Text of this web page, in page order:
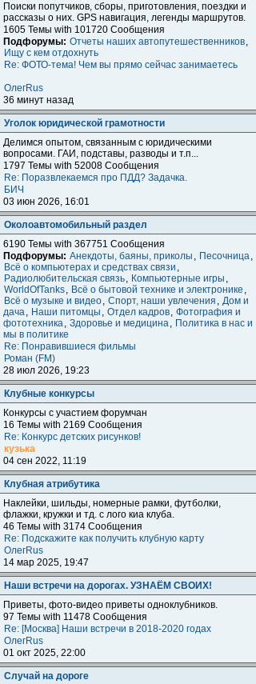
Поиски попутчиков, сборы, приготовления, поездки и
расcказы о них. GPS навигация, легенды маршрутов.
1605 Темы with 101720 Сообщения
Подфорумы: Отчеты наших автопутешественников,
Ищу с кем отдохнуть
Re: ФОТО-тема! Чем вы прямо сейчас занимаетесь
ОлегRus
36 минут назад
Уголок юридической грамотности
Делимся опытом, связанным с юридическими
вопросами. ГАИ, подставы, разводы и т.п...
1797 Темы with 52008 Сообщения
Re: Поразвлекаемся про ПДД? Задачка.
БИЧ
03 июн 2026, 16:01
Околоавтомобильный раздел
6190 Темы with 367751 Сообщения
Подфорумы: Анекдоты, баяны, приколы , Песочница,
Всё о компьютерах и средствах связи ,
Радиолюбительская связь, Компьютерные игры ,
WorldOfTanks, Всё о бытовой технике и электронике ,
Всё о музыке и видео, Спорт, наши увлечения , Дом и
дача, Наши питомцы , Отдел кадров, Фотография и
фототехника, Здоровье и медицина, Политика в нас и
мы в политике
Re: Понравившиеся фильмы
Роман (FM)
28 июл 2026, 19:23
Клубные конкурсы
Конкурсы с участием форумчан
16 Темы with 2169 Сообщения
Re: Конкурс детских рисунков!
кузька
04 сен 2022, 11:19
Клубная атрибутика
Наклейки, шильды, номерные рамки, футболки,
флажки, кружки и тд. с лого киа клуба.
46 Темы with 3174 Сообщения
Re: Подскажите как получить клубную карту
ОлегRus
14 мар 2025, 19:47
Наши встречи на дорогах. УЗНАЁМ СВОИХ!
Приветы, фото-видео приветы одноклубников.
97 Темы with 11478 Сообщения
Re: [Москва] Наши встречи в 2018-2020 годах
ОлегRus
01 окт 2025, 22:00
Случай на дороге